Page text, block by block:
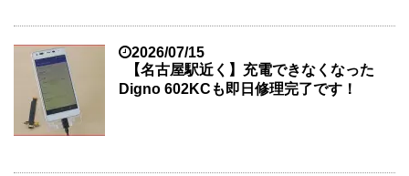
2026/07/15
【名古屋駅近く】充電できなくなった
Digno 602KCも即日修理完了です！